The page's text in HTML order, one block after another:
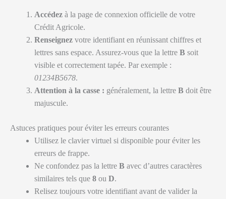
Accédez à la page de connexion officielle de votre
Crédit Agricole.
Renseignez votre identifiant en réunissant chiffres et
lettres sans espace. Assurez-vous que la lettre B soit
visible et correctement tapée. Par exemple :
01234B5678.
Attention à la casse : généralement, la lettre B doit être
majuscule.
Astuces pratiques pour éviter les erreurs courantes
Utilisez le clavier virtuel si disponible pour éviter les
erreurs de frappe.
Ne confondez pas la lettre B avec d’autres caractères
similaires tels que 8 ou D.
Relisez toujours votre identifiant avant de valider la